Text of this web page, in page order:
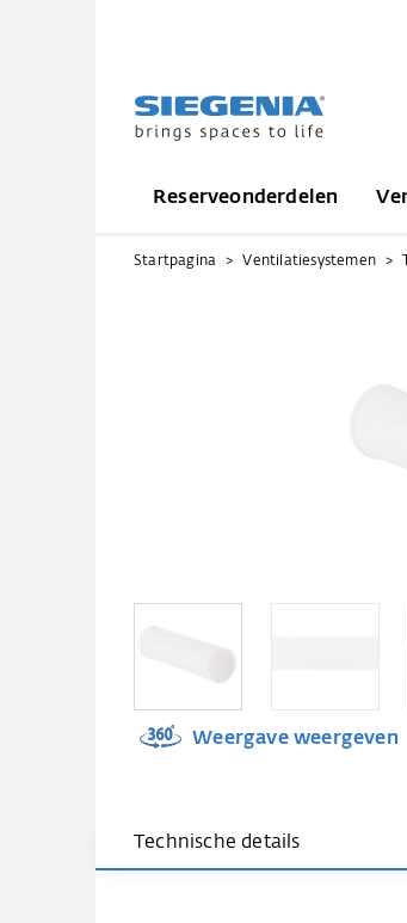
Reserveonderdelen
Startpagina Ventilatiesystemen
Weergave weergeven
Technische details